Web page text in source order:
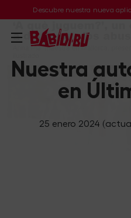
Descubre nuestra nueva
Nuestra
en
25 enero 2024